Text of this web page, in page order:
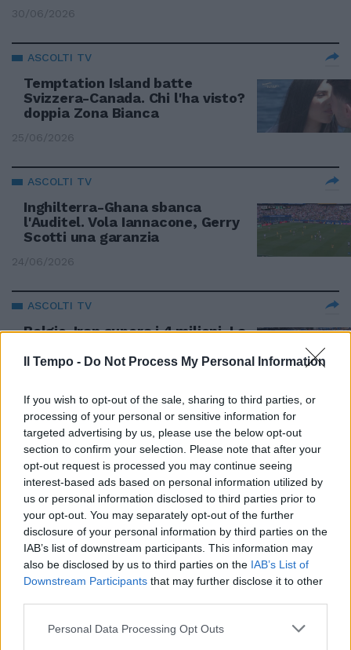
Il Tempo - Do Not Process My Personal Information
If you wish to opt-out of the sale, sharing to third parties, or
processing of your personal or sensitive information for
targeted advertising by us, please use the below opt-out
section to confirm your selection. Please note that after your
opt-out request is processed you may continue seeing
interest-based ads based on personal information utilized by
us or personal information disclosed to third parties prior to
your opt-out. You may separately opt-out of the further
disclosure of your personal information by third parties on the
IAB’s list of downstream participants. This information may
also be disclosed by us to third parties on the IAB’s List of
Downstream Participants that may further disclose it to other
Personal Data Processing Opt Outs
30/06/2026
ASCOLTI TV
Temptation Island batte
Svizzera-Canada. Chi l'ha visto?
doppia Zona Bianca
25/06/2026
ASCOLTI TV
Inghilterra-Ghana sbanca
l'Auditel. Vola Iannacone, Gerry
Scotti una garanzia
24/06/2026
ASCOLTI TV
Belgio-Iran supera i 4 milioni. La
girare per Gerry Scotti
ASCOLTI TV
Rai1 vola con Germania-Costa
d'Avorio. Bene La Promessa,
Gerry Scotti e Monica Setta
21/06/2026
ASCOLTI TV
Messico-Sudafrica conquista la
Grado con Pierina e Garlasco
12/06/2026